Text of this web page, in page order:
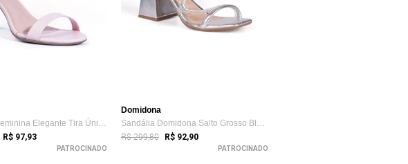
Sandália Feminina Elegante Tira Única e ...
R$ 97,93
PATROCINADO
Domidona
Sandália Domidona Salto Grosso Bloco Tir...
R$ 299,80 R$ 92,90
PATROCINADO